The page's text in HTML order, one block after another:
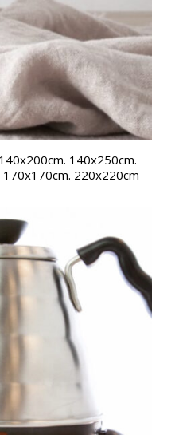
140x250cm.
220x220cm